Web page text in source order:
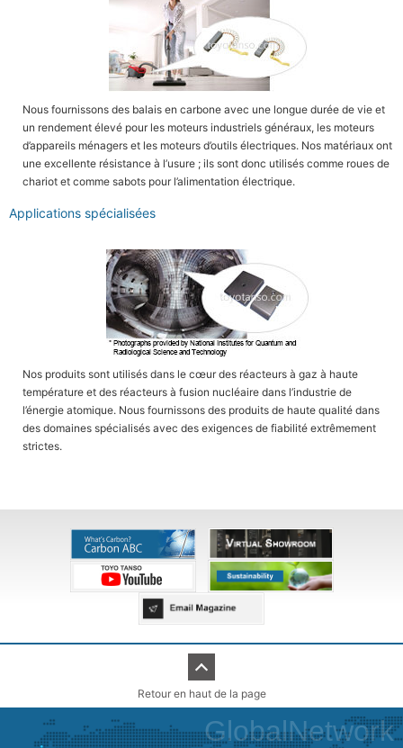
Nous fournissons des balais en carbone avec une longue durée de vie et
un rendement élevé pour les moteurs industriels généraux, les moteurs
d’appareils ménagers et les moteurs d’outils électriques. Nos matériaux ont
une excellente résistance à l’usure ; ils sont donc utilisés comme roues de
chariot et comme sabots pour l’alimentation électrique.
Applications spécialisées
Nos produits sont utilisés dans le cœur des réacteurs à gaz à haute
température et des réacteurs à fusion nucléaire dans l’industrie de
l’énergie atomique. Nous fournissons des produits de haute qualité dans
des domaines spécialisés avec des exigences de fiabilité extrêmement
strictes.
Retour en haut de la page
GlobalNetwork